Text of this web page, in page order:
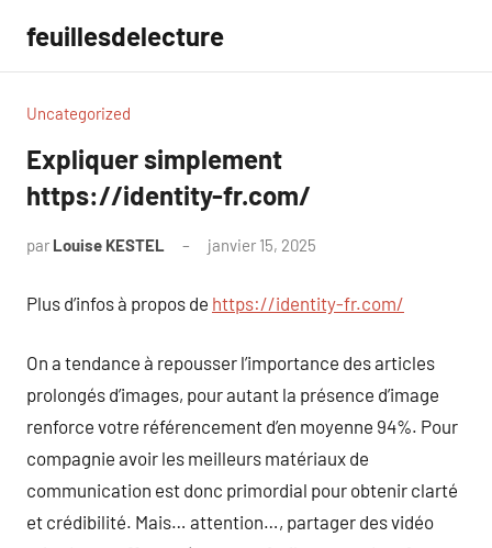
contenu
feuillesdelecture
Uncategorized
Expliquer simplement
https://identity-fr.com/
par Louise KESTEL janvier 15, 2025
Plus d’infos à propos de https://identity-fr.com/
On a tendance à repousser l’importance des articles
prolongés d’images, pour autant la présence d’image
renforce votre référencement d’en moyenne 94%. Pour
compagnie avoir les meilleurs matériaux de
communication est donc primordial pour obtenir clarté
et crédibilité. Mais… attention…, partager des vidéo